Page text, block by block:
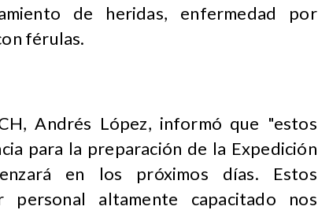
de heridas, enfermedad por
férulas.
Andrés López, informó que "estos
para la preparación de la Expedición
en los próximos días. Estos
personal altamente capacitado nos